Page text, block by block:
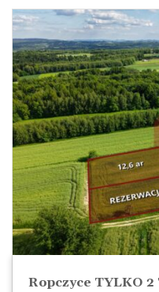
Ropczyce TYLKO